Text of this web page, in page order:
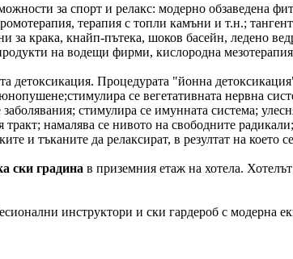
за спорт и релакс: модерно обзаведена
терапия с топли камъни и т.н.;
за крака, кнайп-пътека, шоков басейн, ледено
на водещи фирми, кислородна
детоксикация. Процедурата "йонна
се вегетативната нервна
стимулира се имунната система;
намалява се нивото на свободните
и тъканите да релаксират, в резултат на
ски градина в приземния етаж на хотела.
инструктори и ски гардероб с модерна